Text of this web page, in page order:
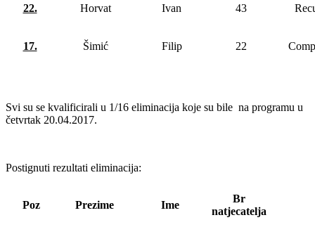
22. Horvat Ivan 43
17. Šimić Filip 22
Svi su se kvalificirali u 1/16 eliminacija koje su bile na programu u
četvrtak 20.04.2017.
Postignuti rezultati eliminacija:
Poz Prezime Ime
Br
natjecatelja